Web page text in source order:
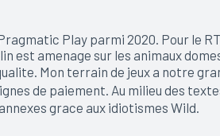
Play parmi 2020. Pour le
amenage sur les animaux
Mon terrain de jeux a notre
de paiement. Au milieu des
grace aux idiotismes Wild.